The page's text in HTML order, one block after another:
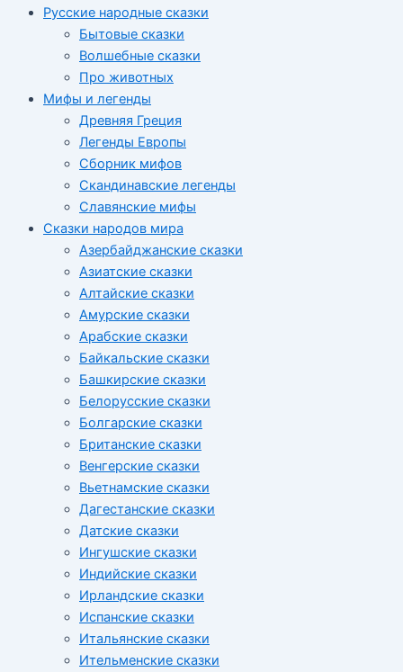
Русские народные сказки
Бытовые сказки
Волшебные сказки
Про животных
Мифы и легенды
Древняя Греция
Легенды Европы
Сборник мифов
Скандинавские легенды
Славянские мифы
Сказки народов мира
Азербайджанские сказки
Азиатские сказки
Алтайские сказки
Амурские сказки
Арабские сказки
Байкальские сказки
Башкирские сказки
Белорусские сказки
Болгарские сказки
Британские сказки
Венгерские сказки
Вьетнамские сказки
Дагестанские сказки
Датские сказки
Ингушские сказки
Индийские сказки
Ирландские сказки
Испанские сказки
Итальянские сказки
Ительменские сказки